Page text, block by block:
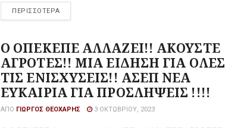
ΠΕΡΙΣΣΟΤΕΡΑ
Ο ΟΠΕΚΕΠΕ ΑΛΛΑΖΕΙ!! ΑΚΟΥΣΤΕ
ΑΓΡΟΤΕΣ!! ΜΙΑ ΕΙΔΗΣΗ ΓΙΑ ΟΛΕΣ
ΤΙΣ ΕΝΙΣΧΥΣΕΙΣ!! ΑΣΕΠ ΝΕΑ
ΕΥΚΑΙΡΙΑ ΓΙΑ ΠΡΟΣΛΗΨΕΙΣ !!!!
ΑΠΌ ΓΙΏΡΓΟΣ ΘΕΟΧΆΡΗΣ 3 ΟΚΤΩΒΡΊΟΥ, 2023